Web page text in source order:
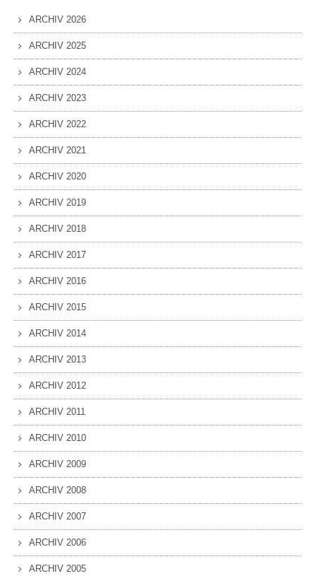
ARCHIV 2026
ARCHIV 2025
ARCHIV 2024
ARCHIV 2023
ARCHIV 2022
ARCHIV 2021
ARCHIV 2020
ARCHIV 2019
ARCHIV 2018
ARCHIV 2017
ARCHIV 2016
ARCHIV 2015
ARCHIV 2014
ARCHIV 2013
ARCHIV 2012
ARCHIV 2011
ARCHIV 2010
ARCHIV 2009
ARCHIV 2008
ARCHIV 2007
ARCHIV 2006
ARCHIV 2005